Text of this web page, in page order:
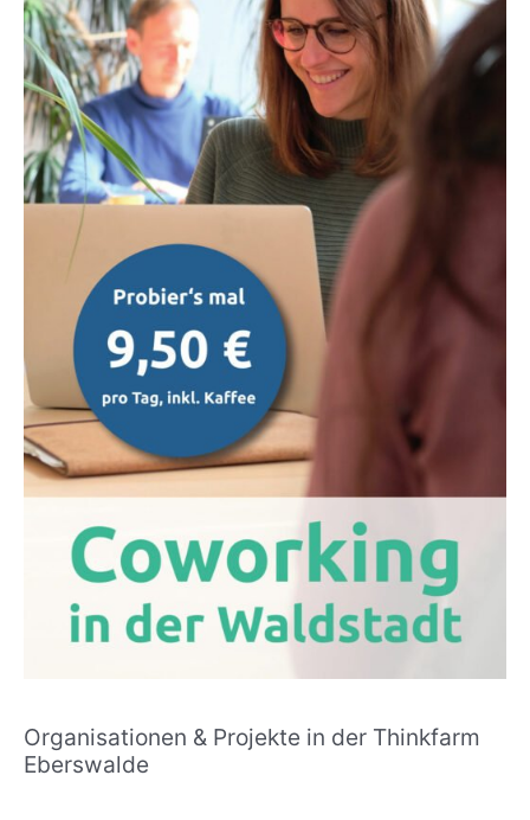
Organisationen & Projekte in der Thinkfarm
Eberswalde